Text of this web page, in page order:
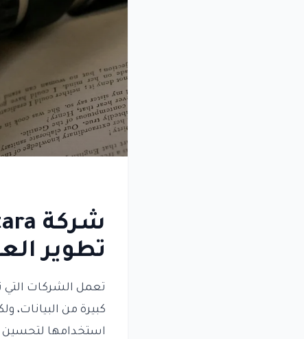
تطوير
تعمل الشركات التي
كبيرة من البيانات،
استخدامها